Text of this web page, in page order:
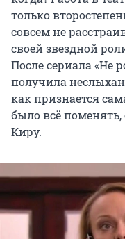
только
совсем не
своей звездной
После сериала «Не
получила
как признается
было всё поменять,
Киру.